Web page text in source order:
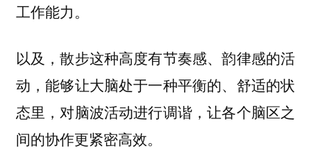
工作能力。
以及，散步这种高度有节奏感、韵律感的活
动，能够让大脑处于一种平衡的、舒适的状
态里，对脑波活动进行调谐，让各个脑区之
间的协作更紧密高效。